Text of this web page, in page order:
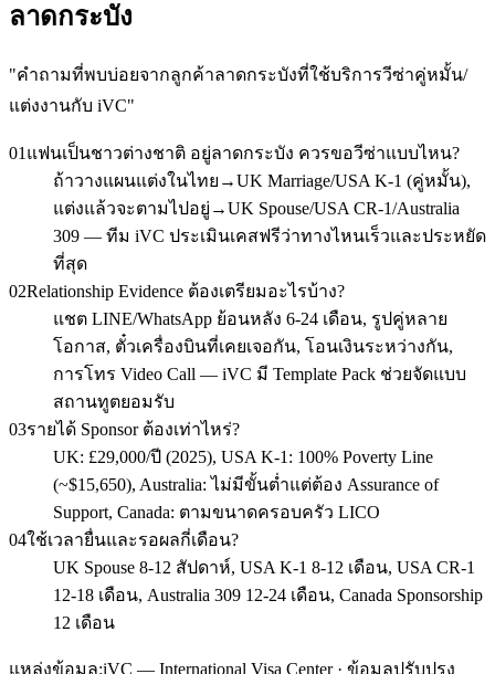
ลาดกระบัง
"คำถามที่พบบ่อยจากลูกค้าลาดกระบังที่ใช้บริการวีซ่าคู่หมั้น/
แต่งงานกับ iVC"
01 แฟนเป็นชาวต่างชาติ อยู่ลาดกระบัง ควรขอวีซ่าแบบไหน?
ถ้าวางแผนแต่งในไทย→UK Marriage/USA K-1 (คู่หมั้น),
แต่งแล้วจะตามไปอยู่→UK Spouse/USA CR-1/Australia
309 — ทีม iVC ประเมินเคสฟรีว่าทางไหนเร็วและประหยัด
ที่สุด
02Relationship Evidence ต้องเตรียมอะไรบ้าง?
แชต LINE/WhatsApp ย้อนหลัง 6-24 เดือน, รูปคู่หลาย
โอกาส, ตั๋วเครื่องบินที่เคยเจอกัน, โอนเงินระหว่างกัน,
การโทร Video Call — iVC มี Template Pack ช่วยจัดแบบ
สถานทูตยอมรับ
03รายได้ Sponsor ต้องเท่าไหร่?
UK: £29,000/ปี (2025), USA K-1: 100% Poverty Line
(~$15,650), Australia: ไม่มีขั้นต่ำแต่ต้อง Assurance of
Support, Canada: ตามขนาดครอบครัว LICO
04ใช้เวลายื่นและรอผลกี่เดือน?
UK Spouse 8-12 สัปดาห์, USA K-1 8-12 เดือน, USA CR-1
12-18 เดือน, Australia 309 12-24 เดือน, Canada Sponsorship
12 เดือน
แหล่งข้อมูล:iVC — International Visa Center · ข้อมูลปรับปรุง